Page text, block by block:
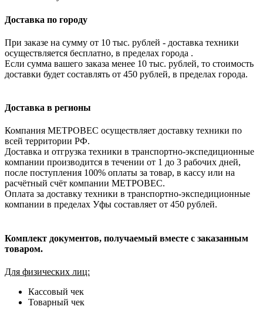
Доставка по городу
При заказе на сумму от 10 тыс. рублей - доставка техники
осуществляется бесплатно, в пределах города .
Если сумма вашего заказа менее 10 тыс. рублей, то стоимость
доставки будет составлять от 450 рублей, в пределах города.
Доставка в регионы
Компания МЕТРОВЕС осуществляет доставку техники по
всей территории РФ.
Доставка и отгрузка техники в транспортно-экспедиционные
компании производится в течении от 1 до 3 рабочих дней,
после поступления 100% оплаты за товар, в кассу или на
расчётный счёт компании МЕТРОВЕС.
Оплата за доставку техники в транспортно-экспедиционные
компании в пределах Уфы составляет от 450 рублей.
Комплект документов, получаемый вместе с заказанным
товаром.
Для физических лиц:
Кассовый чек
Товарный чек